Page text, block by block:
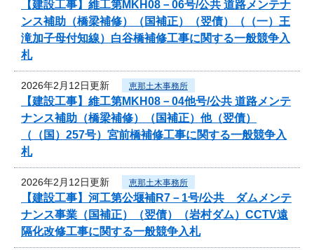
【建設工事】維工第MKH08－06号/公共 道路メンテナ
ンス補助（橋梁補修）（国補正）（翌債）（（一）王
滝加子母付知線）白谷橋補修工事に関する一般競争入
札
2026年2月12日更新 恵那土木事務所
【建設工事】維工第MKH08－04他号/公共 道路メンテ
ナンス補助（橋梁補修）（国補正）他（翌債）
（（国）257号）宮前橋補修工事に関する一般競争入
札
2026年2月12日更新 恵那土木事務所
【建設工事】河工第公堰補R7－1号/公共 ダムメンテ
ナンス事業（国補正）（翌債）（岩村ダム）CCTV遠
隔化改修工事に関する一般競争入札